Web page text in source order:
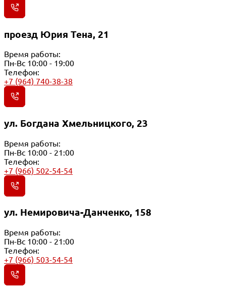
проезд Юрия Тена, 21
Время работы:
Пн-Вс 10:00 - 19:00
Телефон:
+7 (964) 740-38-38
ул. Богдана Хмельницкого, 23
Время работы:
Пн-Вс 10:00 - 21:00
Телефон:
+7 (966) 502-54-54
ул. Немировича-Данченко, 158
Время работы:
Пн-Вс 10:00 - 21:00
Телефон:
+7 (966) 503-54-54